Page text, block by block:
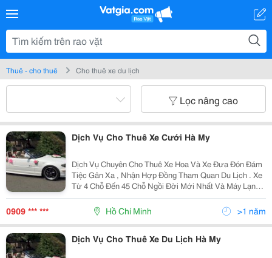
Thuê - cho thuê Cho thuê xe du lịch
Lọc nâng cao
Dịch Vụ Cho Thuê Xe Cưới Hà My
Dịch Vụ Chuyên Cho Thuê Xe Hoa Và Xe Đưa Đón Đám
Tiệc Gân Xa , Nhận Hợp Đồng Tham Quan Du Lịch . Xe
Từ 4 Chỗ Đến 45 Chỗ Ngồi Đời Mới Nhất Và Máy Lạnh .
Vv..... Đê Biết Thêm Nhiều Hình Thức Khác Xin Vui
Lòng Tell : 0909173458 Gặp A Đức Hoặc 0909682458
0909 *** *** Hồ Chí Minh >1 năm
Dịch Vụ Cho Thuê Xe Du Lịch Hà My